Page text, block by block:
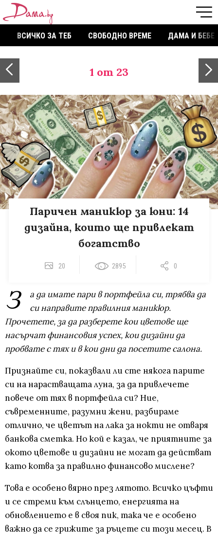
ВСИЧКО ЗА ТЕБ СВОБОДНО ВРЕМЕ ДАМА И БЕБЕ
1 от 23
Паричен маникюр за юни: 14
дизайна, които ще привлекат
богатство
20 2895 0
З
а да имате пари в портфейла си, трябва да
си направите правилния маникюр.
Прочетете, за да разберете кои цветове ще
насърчат финансовия успех, кои дизайни да
пробвате с тях и в кои дни да посетите салона.
Признайте си, показвали ли сте някога парите
си на нарастващата луна, за да привлечете
повече от тях в портфейла си? Ние,
съвременните, разумни жени, разбираме
отлично, че цветът на лака за нокти не отваря
банкова сметка. Но кой е казал, че приятните за
окото цветове и дизайни не могат да действат
като котва за правилно финансово мислене?
Това е особено вярно през лятото. Всичко цъфти
и се стреми към слънцето, енергията на
обновлението е в своя пик, така че е особено
важно да се грижите за ръцете си този месец. В